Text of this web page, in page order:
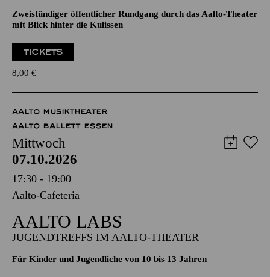
Zweistündiger öffentlicher Rundgang durch das Aalto-Theater
mit Blick hinter die Kulissen
TICKETS
8,00 €
AALTO MUSIKTHEATER
AALTO BALLETT ESSEN
Mittwoch
07.10.2026
17:30 - 19:00
Aalto-Cafeteria
AALTO LABS
JUGENDTREFFS IM AALTO-THEATER
Für Kinder und Jugendliche von 10 bis 13 Jahren